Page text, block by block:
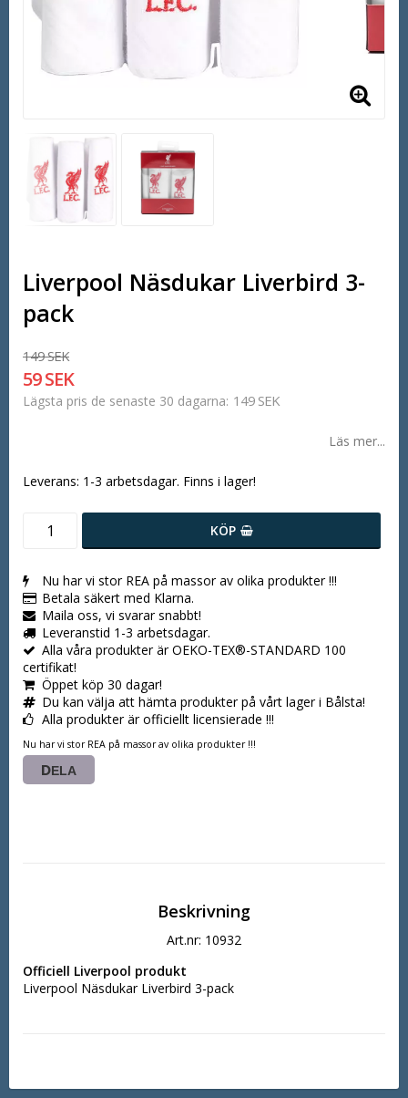
Liverpool Näsdukar Liverbird 3-
pack
149 SEK
59 SEK
Lägsta pris de senaste 30 dagarna 149 SEK
Läs mer...
Leverans: 1-3 arbetsdagar. Finns i lager!
KÖP
Nu har vi stor REA på massor av olika produkter !!!
Betala säkert med Klarna.
Maila oss, vi svarar snabbt!
Leveranstid 1-3 arbetsdagar.
Alla våra produkter är OEKO-TEX®-STANDARD 100
certifikat!
Öppet köp 30 dagar!
Du kan välja att hämta produkter på vårt lager i Bålsta!
Alla produkter är officiellt licensierade !!!
Nu har vi stor REA på massor av olika produkter !!!
DELA
Beskrivning
Art.nr: 10932
Officiell Liverpool produkt
Liverpool Näsdukar Liverbird 3-pack